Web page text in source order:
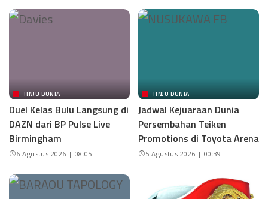
TINJU DUNIA
Duel Kelas Bulu Langsung di
DAZN dari BP Pulse Live
Birmingham
6 Agustus 2026 | 08:05
TINJU DUNIA
Jadwal Kejuaraan Dunia
Persembahan Teiken
Promotions di Toyota Arena
5 Agustus 2026 | 00:39